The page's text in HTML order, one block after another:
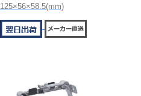
125×56×58.5(mm)